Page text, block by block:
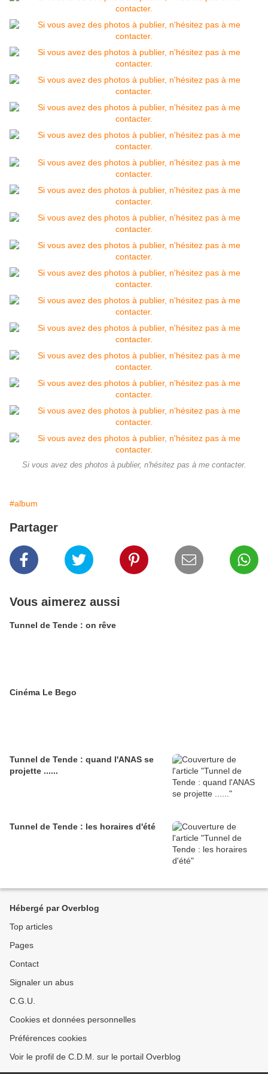
Si vous avez des photos à publier, n'hésitez pas à me contacter.
#album
Partager
Vous aimerez aussi
Tunnel de Tende : on rêve
Cinéma Le Bego
Tunnel de Tende : quand l'ANAS se
projette ......
Tunnel de Tende : les horaires d'été
Hébergé par Overblog
Top articles
Pages
Contact
Signaler un abus
C.G.U.
Cookies et données personnelles
Préférences cookies
Voir le profil de C.D.M. sur le portail Overblog